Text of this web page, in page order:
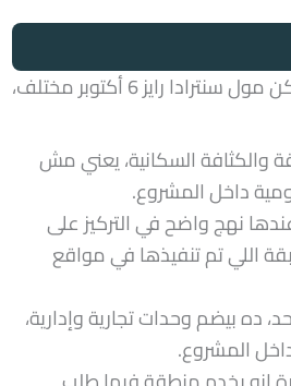
السوق العقاري في 6 أكتوبر والشيخ زايد مليان مشاريع ومولات تجارية، لكن مول سنترادا رايز 6 أكتوبر مختلف،
والكثافة السكانية، يعني مش
داخل المشروع.
نهج واضح في التركيز على
اللي تم تنفيذها في مواقع
بيضم وحدات تجارية وإدارية،
المشروع.